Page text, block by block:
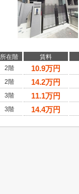
所在階 賃料
2階
10.9万円
2階
14.2万円
3階
11.1万円
3階
14.4万円